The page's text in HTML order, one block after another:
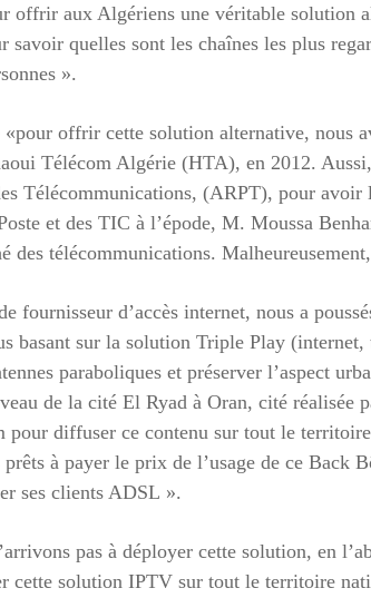
offrir aux Algériens une véritable solution
savoir quelles sont les chaînes les plus
».
offrir cette solution alternative, nous
Télécom Algérie (HTA), en 2012.
Télécommunications, (ARPT), pour
et des TIC à l’épode, M. Moussa
des télécommunications.
fournisseur d’accès internet, nous a
basant sur la solution Triple Play
paraboliques et préserver l’aspect
de la cité El Ryad à Oran, cité réalisée
pour diffuser ce contenu sur tout le
à payer le prix de l’usage de ce Back
ses clients ADSL ».
pas à déployer cette solution, en
cette solution IPTV sur tout le territoire